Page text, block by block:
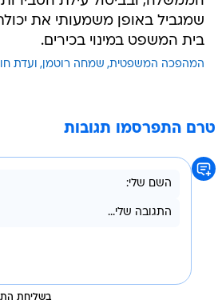
שמגביל באופן משמעותי את
בית המשפט במינוי בכירים.
המהפכה המשפטית שמחה רוטמן ועדת
טרם התפרסמו תגובות
בשליחת